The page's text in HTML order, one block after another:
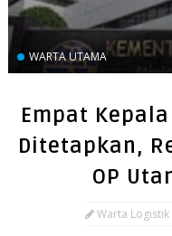
WARTA UTAMA
Empat
Ditetapkan,
OP
Warta Logistik